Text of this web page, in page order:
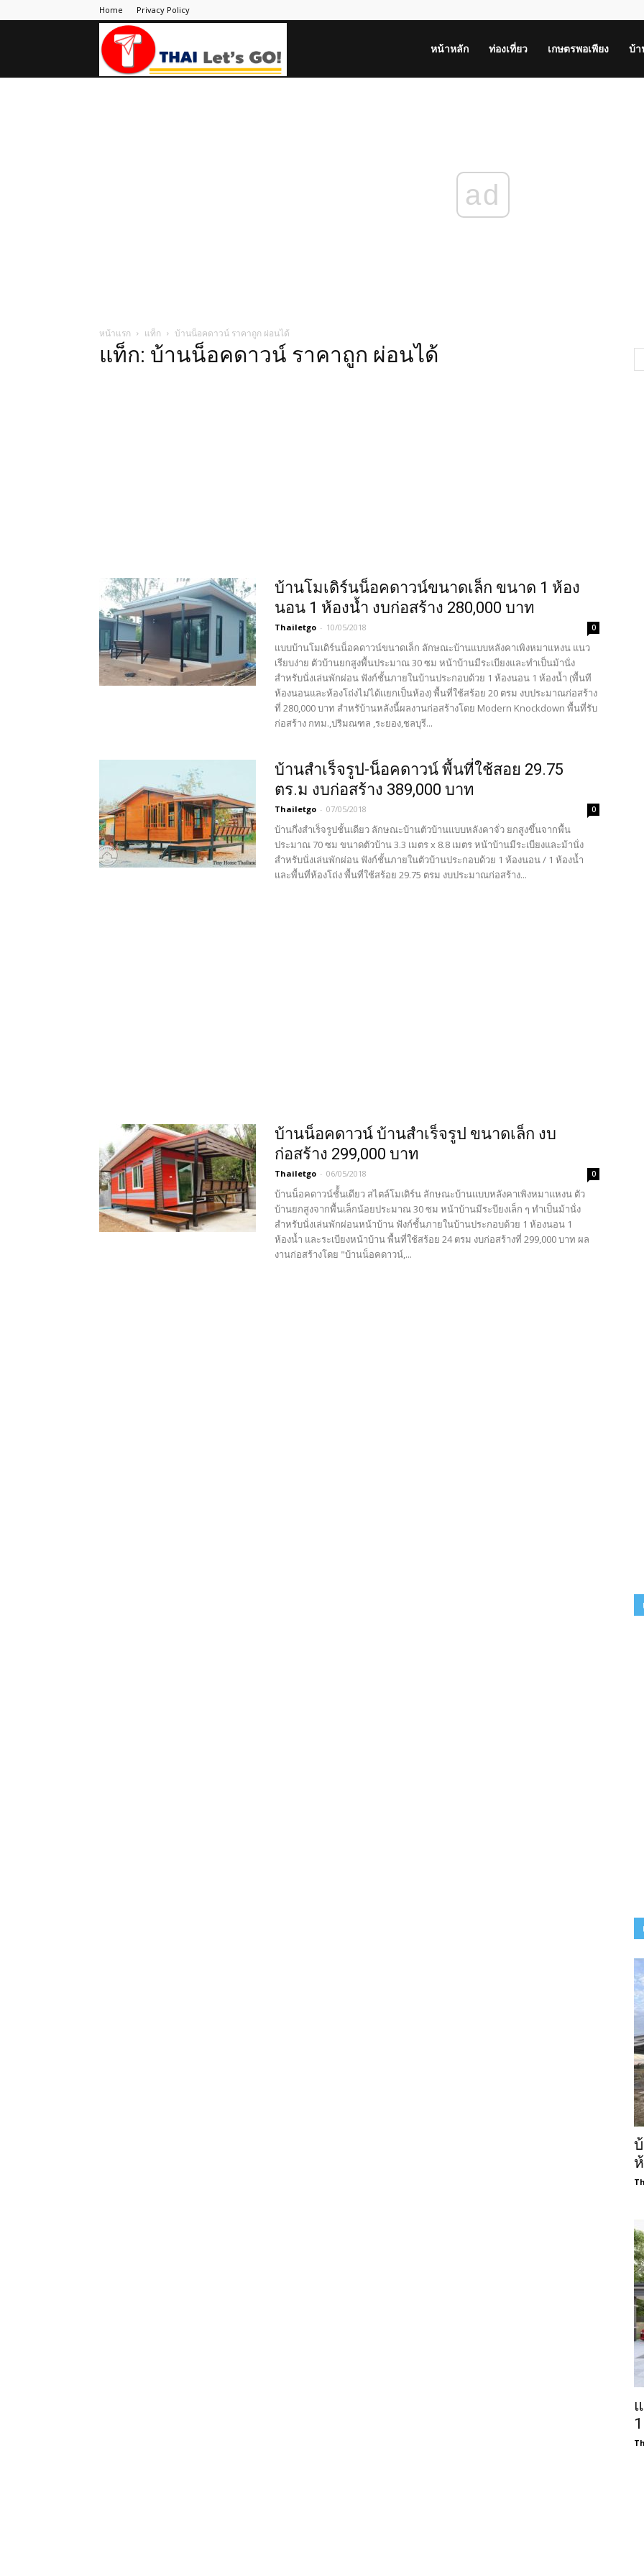
Home Privacy Policy
หน้าหลัก ท่องเที่ยว เกษตรพอเพียง บ้
ad
หน้าแรก แท็ก บ้านน็อคดาวน์ ราคาถูก ผ่อนได้
แท็ก: บ้านน็อคดาวน์ ราคาถูก ผ่อนได้
บ้านโมเดิร์นน็อคดาวน์ขนาดเล็ก ขนาด 1 ห้อง
นอน 1 ห้องน้ำ งบก่อสร้าง 280,000 บาท
Thailetgo - 10/05/2018 0
แบบบ้านโมเดิร์นน็อคดาวน์ขนาดเล็ก ลักษณะบ้านแบบหลังคาเพิงหมาแหงน แนว
เรียบง่าย ตัวบ้านยกสูงพื้นประมาณ 30 ซม หน้าบ้านมีระเบียงและทำเป็นม้านั่ง
สำหรับนั่งเล่นพักผ่อน ฟังก์ชั้นภายในบ้านประกอบด้วย 1 ห้องนอน 1 ห้องน้ำ (พื้นที
ห้องนอนและห้องโถ่งไม่ได้แยกเป็นห้อง) พื้นที่ใช้สร้อย 20 ตรม งบประมาณก่อสร้าง
ที่ 280,000 บาท สำหรับ้านหลังนี้ผลงานก่อสร้างโดย Modern Knockdown พื้นที่รับ
ก่อสร้าง กทม.,ปริมณฑล ,ระยอง,ชลบุรี...
บ้านสำเร็จรูป-น็อคดาวน์ พื้นที่ใช้สอย 29.75
ตร.ม งบก่อสร้าง 389,000 บาท
Thailetgo - 07/05/2018 0
บ้านกึ่งสำเร็จรูปชั้นเดียว ลักษณะบ้านตัวบ้านแบบหลังคาจั่ว ยกสูงขึ้นจากพื้น
ประมาณ 70 ซม ขนาดตัวบ้าน 3.3 เมตร x 8.8 เมตร หน้าบ้านมีระเบียงและม้านั่ง
สำหรับนั่งเล่นพักผ่อน ฟังก์ชั้นภายในตัวบ้านประกอบด้วย 1 ห้องนอน / 1 ห้องน้ำ
และพื้นที่ห้องโถ่ง พื้นที่ใช้สร้อย 29.75 ตรม งบประมาณก่อสร้าง...
บ้านน็อคดาวน์ บ้านสำเร็จรูป ขนาดเล็ก งบ
ก่อสร้าง 299,000 บาท
Thailetgo - 06/05/2018 0
บ้านน็อคดาวน์ชั้้นเดียว สไตล์โมเดิร์น ลักษณะบ้านแบบหลังคาเพิงหมาแหงน ตัว
บ้านยกสูงจากพื้นเล็กน้อยประมาณ 30 ซม หน้าบ้านมีระบียงเล็ก ๆ ทำเป็นม้านั่ง
สำหรับนั่งเล่นพักผ่อนหน้าบ้าน ฟังก์ชั้นภายในบ้านประกอบด้วย 1 ห้องนอน 1
ห้องน้ำ และระเบียงหน้าบ้าน พื้นที่ใช้สร้อย 24 ตรม งบก่อสร้างที่ 299,000 บาท ผล
งานก่อสร้างโดย "บ้านน็อคดาวน์,...